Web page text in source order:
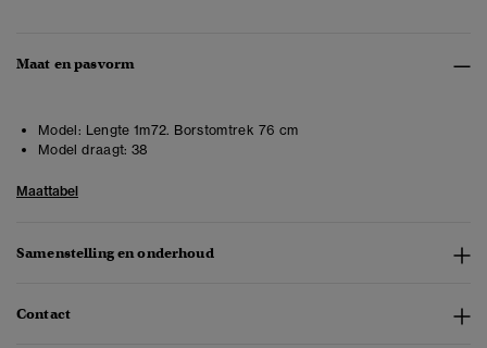
Maat en pasvorm
Model: Lengte 1m72. Borstomtrek 76 cm
Model draagt: 38
Maattabel
Samenstelling en onderhoud
Contact